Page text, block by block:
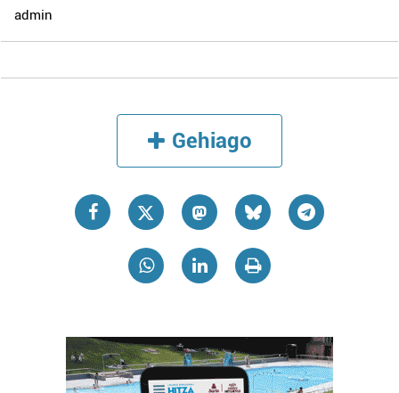
admin
Gehiago